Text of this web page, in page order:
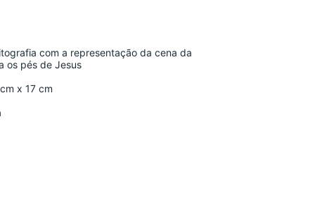
com a representação da cena da
os pés de Jesus
x 17 cm